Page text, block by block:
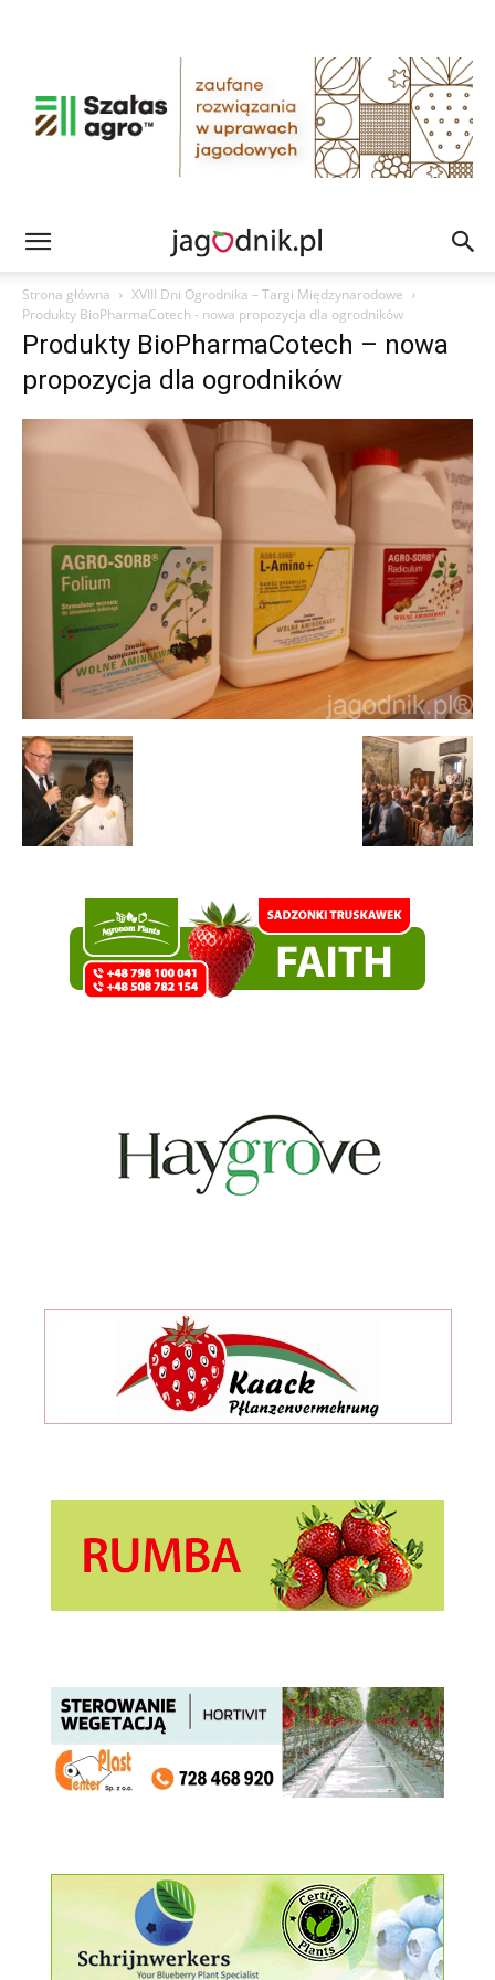
Strona główna
XVIII Dni Ogrodnika – Targi Międzynarodowe
Produkty BioPharmaCotech - nowa propozycja dla ogrodników
Produkty BioPharmaCotech – nowa
propozycja dla ogrodników